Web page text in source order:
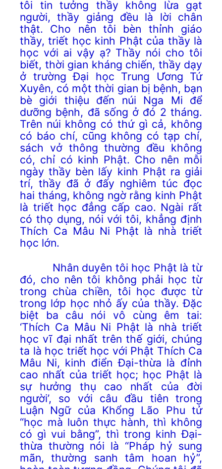
tôi tin tưởng thầy không lừa gạt
người, thầy giảng đều là lời chân
thật. Cho nên tôi bèn thỉnh giáo
thầy, triết học kinh Phật của thầy là
học với ai vậy ạ? Thầy nói cho tôi
biết, thời gian kháng chiến, thầy dạy
ở trường Đại học Trung Ương Tứ
Xuyên, có một thời gian bị bệnh, bạn
bè giới thiệu đến núi Nga Mi để
dưỡng bệnh, đã sống ở đó 2 tháng.
Trên núi không có thứ gì cả, không
có báo chí, cũng không có tạp chí,
sách vở thông thường đều không
có, chỉ có kinh Phật. Cho nên mỗi
ngày thầy bèn lấy kinh Phật ra giải
trí, thầy đã ở đấy nghiêm túc đọc
hai tháng, không ngờ rằng kinh Phật
là triết học đẳng cấp cao. Ngài rất
có thọ dụng, nói với tôi, khẳng định
Thích Ca Mâu Ni Phật là nhà triết
học lớn.
Nhân duyên tôi học Phật là từ
đó, cho nên tôi không phải học từ
trong chùa chiền, tôi học được từ
trong lớp học nhỏ ấy của thầy. Đặc
biệt ba câu nói vô cùng êm tai:
‘Thích Ca Mâu Ni Phật là nhà triết
học vĩ đại nhất trên thế giới, chúng
ta là học triết học với Phật Thích Ca
Mâu Ni, kinh điển Đại-thừa là đỉnh
cao nhất của triết học; học Phật là
sự hưởng thụ cao nhất của đời
người’, so với câu đầu tiên trong
Luận Ngữ của Khổng Lão Phu tử
“học mà luôn thực hành, thì không
có gì vui bằng”, thì trong kinh Đại-
thừa thường nói là “Pháp hỷ sung
mãn, thường sanh tâm hoan hỷ”,